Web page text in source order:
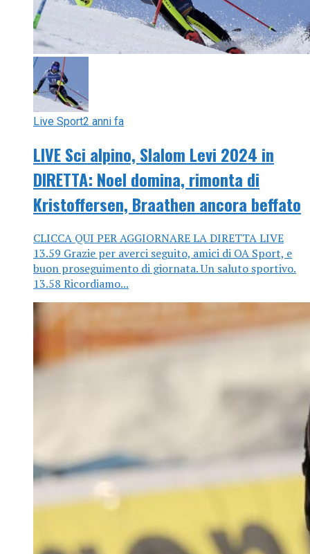
Live Sport2 anni fa
LIVE Sci alpino, Slalom Levi 2024 in
DIRETTA: Noel domina, rimonta di
Kristoffersen, Braathen ancora beffato
CLICCA QUI PER AGGIORNARE LA DIRETTA LIVE
13.59 Grazie per averci seguito, amici di OA Sport, e
buon proseguimento di giornata. Un saluto sportivo.
13.58 Ricordiamo...